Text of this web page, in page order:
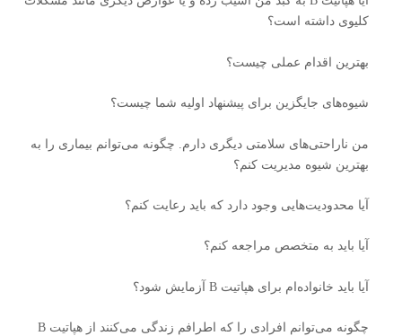
کلیوی داشته است؟
بهترین اقدام عملی چیست؟
شیوه‌های جایگزین برای پیشنهاد اولیه شما چیست؟
من ناراحتی‌های سلامتی دیگری دارم. چگونه می‌توانم بیماری را به
بهترین شیوه مدیریت کنم؟
آیا محدودیت‌هایی وجود دارد که باید رعایت کنم؟
آیا باید به متخصص مراجعه کنم؟
آیا باید خانواده‌ام برای هپاتیت B آزمایش شود؟
چگونه می‌توانم افرادی را که اطرافم زندگی می‌کنند از هپاتیت B